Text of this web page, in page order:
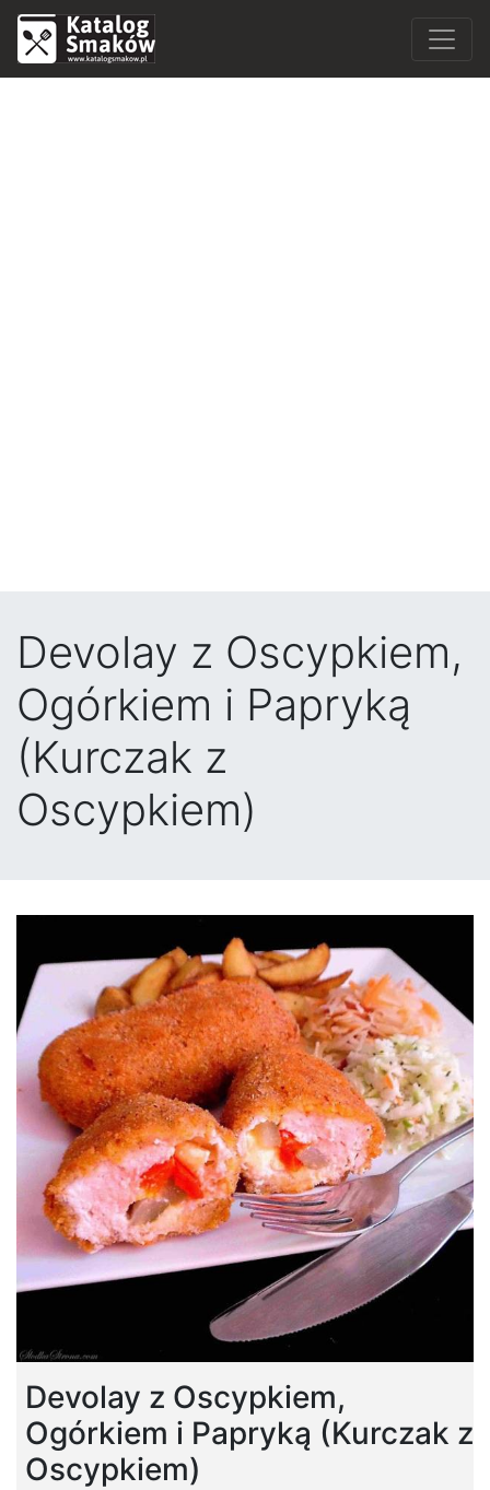
Devolay z Oscypkiem,
Ogórkiem i Papryką
(Kurczak z
Oscypkiem)
Devolay z Oscypkiem,
Ogórkiem i Papryką (Kurczak z
Oscypkiem)